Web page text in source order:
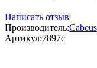
Написать отзыв
Производитель:Cabeus
Артикул:7897c